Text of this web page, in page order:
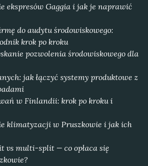
ekspresów Gaggia i jak je naprawić
do audytu środowiskowego:
krok po kroku
pozwolenia środowiskowego dla
jak łączyć systemy produktowe z
w Finlandii: krok po kroku i
klimatyzacji w Pruszkowie i jak ich
vs multi-split — co opłaca się